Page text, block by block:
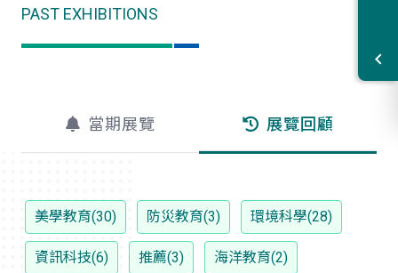
PAST EXHIBITIONS
當期展覽 展覽回顧
美學教育(30) 防災教育(3) 環境科學(28)
資訊科技(6) 推薦(3) 海洋教育(2)